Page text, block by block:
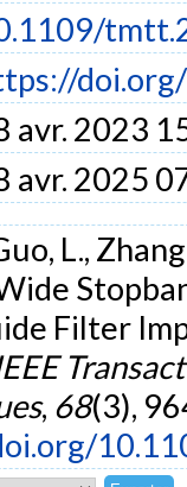
avr. 2023
avr. 2025
L.,
Filter
, 68(3),